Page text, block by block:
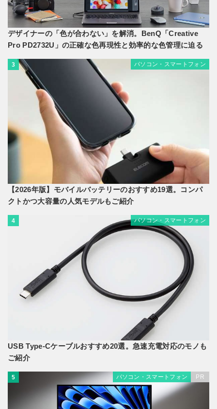
デザイナーの「色が合わない」を解消。BenQ「Creative
Pro PD2732U」の正確な色再現性と効率的な色管理に迫る
3 パソコン・スマートフォン
【2026年版】モバイルバッテリーのおすすめ19選。コンパ
クトかつ大容量の人気モデルもご紹介
4 パソコン・スマートフォン
USB Type-Cケーブルおすすめ20選。急速充電対応のモノも
ご紹介
5 パソコン・スマートフォン PR